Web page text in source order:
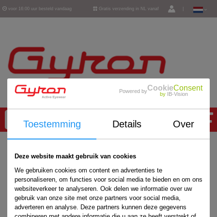
voor 16:00 uur besteld vandaag Gratis verzending in NL vanaf
Powered byCookieConsent
by IB-Vision
Toestemming Details Over
Deze website maakt gebruik van cookies
We gebruiken cookies om content en advertenties te
personaliseren, om functies voor social media te bieden en om ons
websiteverkeer te analyseren. Ook delen we informatie over uw
gebruik van onze site met onze partners voor social media,
adverteren en analyse. Deze partners kunnen deze gegevens